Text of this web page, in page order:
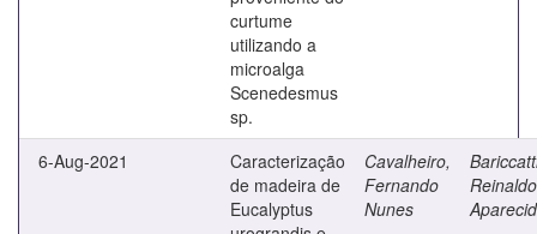
curtume
utilizando a
microalga
Scenedesmus
sp.
6-Aug-2021
Caracterização
de madeira de
Eucalyptus
Cavalheiro,
Fernando
Nunes
Reinaldo